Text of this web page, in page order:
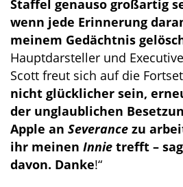
Staffel genauso großartig
wenn jede Erinnerung
meinem Gedächtnis
Hauptdarsteller und
Scott freut sich auf die
nicht glücklicher sein,
der unglaublichen
Apple an Severance zu
ihr meinen Innie trefft –
davon. Danke!“